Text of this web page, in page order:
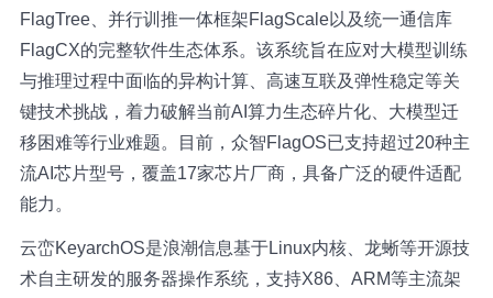
FlagTree、并行训推一体框架FlagScale以及统一通信库
FlagCX的完整软件生态体系。该系统旨在应对大模型训练
与推理过程中面临的异构计算、高速互联及弹性稳定等关
键技术挑战，着力破解当前AI算力生态碎片化、大模型迁
移困难等行业难题。目前，众智FlagOS已支持超过20种主
流AI芯片型号，覆盖17家芯片厂商，具备广泛的硬件适配
能力。
云峦KeyarchOS是浪潮信息基于Linux内核、龙蜥等开源技
术自主研发的服务器操作系统，支持X86、ARM等主流架